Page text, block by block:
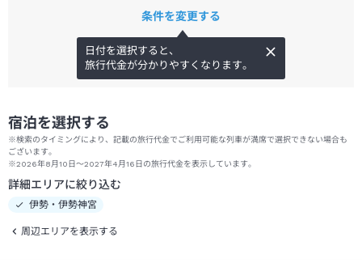
条件を変更する
日付を選択すると、
旅行代金が分かりやすくなります。
宿泊を選択する
※検索のタイミングにより、記載の旅行代金でご利用可能な列車が満席で選択できない場合も
ございます。
※2026年8月10日～2027年4月16日の旅行代金を表示しています。
詳細エリアに絞り込む
伊勢・伊勢神宮
周辺エリアを表示する